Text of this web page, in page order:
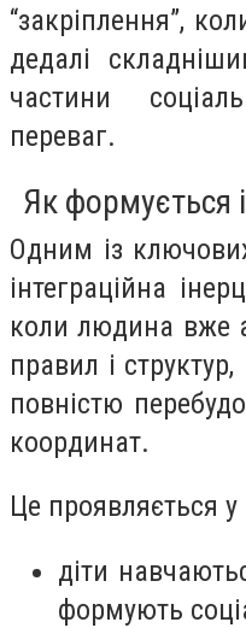
“закріплення”,
дедалі
частини
переваг.
Як формується
Одним із
інтеграційна
коли людина вже
правил і
повністю
координат.
Це проявляється у
діти
формують